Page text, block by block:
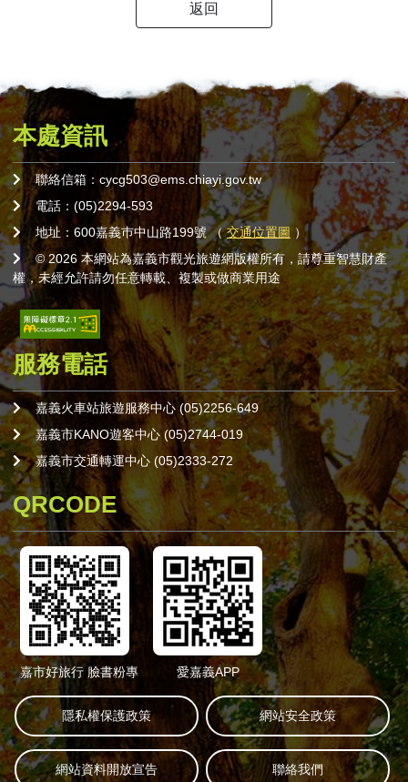
返回
本處資訊
聯絡信箱：cycg503@ems.chiayi.gov.tw
電話：(05)2294-593
地址：600嘉義巿中山路199號 （交通位置圖 ）
© 2026 本網站為嘉義市觀光旅遊網版權所有，請尊重智慧財產
權，未經允許請勿任意轉載、複製或做商業用途
服務電話
嘉義火車站旅遊服務中心 (05)2256-649
嘉義市KANO遊客中心 (05)2744-019
嘉義市交通轉運中心 (05)2333-272
QRCODE
嘉市好旅行 臉書粉專 愛嘉義APP
隱私權保護政策 網站安全政策
網站資料開放宣告 聯絡我們